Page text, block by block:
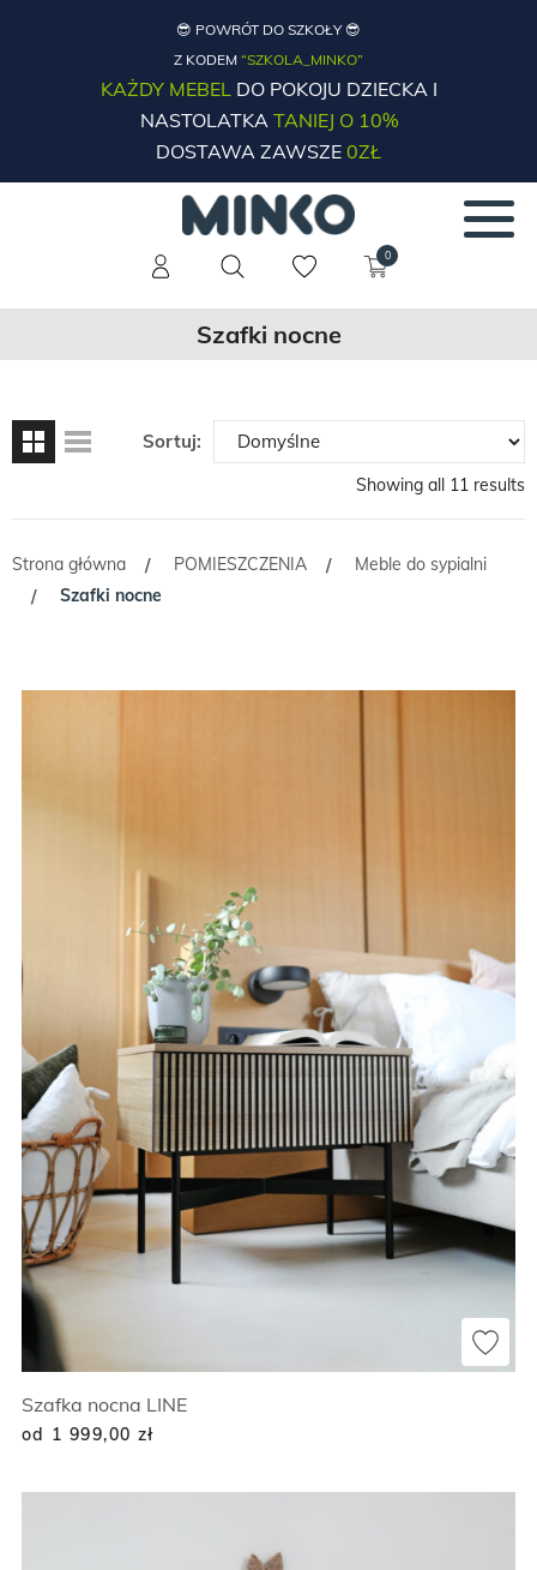
😎 POWRÓT DO SZKOŁY 😎
Z KODEM “SZKOLA_MINKO”
KAŻDY MEBELDO POKOJU DZIECKA I
NASTOLATKATANIEJ O 10%
DOSTAWA ZAWSZE 0ZŁ
0
Szafki nocne
Sortuj:
Showing all 11 results
Strona główna / POMIESZCZENIA /
Meble do sypialni
/
Szafki nocne
Szafka nocna LINE
od 1 999,00 zł